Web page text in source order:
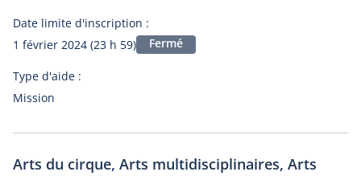
Date limite d'inscription :
1 février 2024 (23 h 59)
Fermé
Type d'aide :
Mission
Arts du cirque, Arts multidisciplinaires, Arts